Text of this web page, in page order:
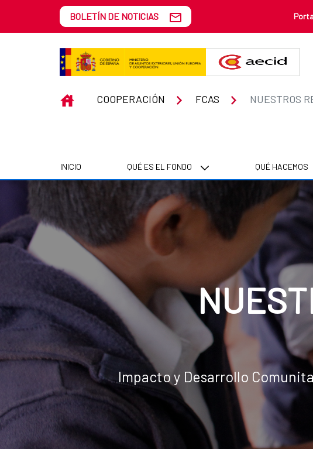
Saltar al contenido principal
Nuestros resultados
BOLETÍN DE NOTICIAS
INICIOCOOPERACIÓN FCAS NUESTROS
INICIO QUÉ ES EL FONDO QUÉ HACEMOS
Impacto y Desarrollo